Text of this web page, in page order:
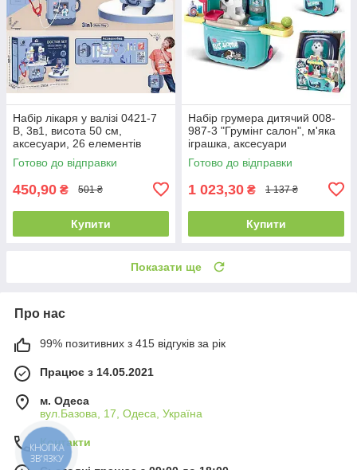
Набір лікаря у валізі 0421-7
В, 3в1, висота 50 см,
аксесуари, 26 елементів
Готово до відправки
450,90 ₴ 501 ₴
Купити
Набір грумера дитячий 008-
987-3 "Грумінг салон", м'яка
іграшка, аксесуари
Готово до відправки
1 023,30 ₴ 1 137 ₴
Купити
Показати ще
Про нас
99% позитивних з 415 відгуків за рік
Працює з 14.05.2021
м. Одеса
вул.Базова, 17, Одеса, Україна
Контакти
КНОПКА
ЗВ'ЯЗКУ